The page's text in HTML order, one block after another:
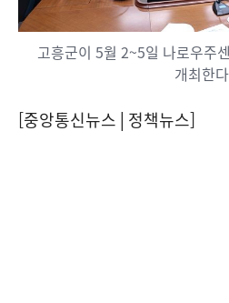
고흥군이 5월 2~5일 나로우주
개최한
[중앙통신뉴스│정책뉴스]